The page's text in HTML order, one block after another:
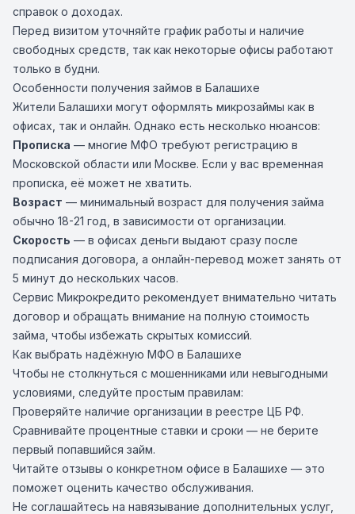
справок о доходах.
Перед визитом уточняйте график работы и наличие
свободных средств, так как некоторые офисы работают
только в будни.
Особенности получения займов в Балашихе
Жители Балашихи могут оформлять микрозаймы как в
офисах, так и онлайн. Однако есть несколько нюансов:
Прописка — многие МФО требуют регистрацию в
Московской области или Москве. Если у вас временная
прописка, её может не хватить.
Возраст — минимальный возраст для получения займа
обычно 18-21 год, в зависимости от организации.
Скорость — в офисах деньги выдают сразу после
подписания договора, а онлайн-перевод может занять от
5 минут до нескольких часов.
Сервис Микрокредито рекомендует внимательно читать
договор и обращать внимание на полную стоимость
займа, чтобы избежать скрытых комиссий.
Как выбрать надёжную МФО в Балашихе
Чтобы не столкнуться с мошенниками или невыгодными
условиями, следуйте простым правилам:
Проверяйте наличие организации в реестре ЦБ РФ.
Сравнивайте процентные ставки и сроки — не берите
первый попавшийся займ.
Читайте отзывы о конкретном офисе в Балашихе — это
поможет оценить качество обслуживания.
Не соглашайтесь на навязывание дополнительных услуг,